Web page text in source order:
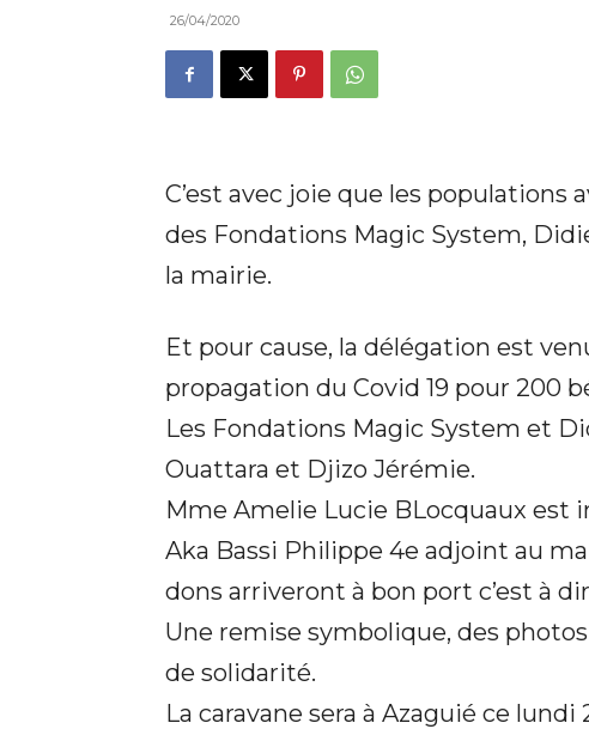
26/04/2020
C’est avec joie que les
des Fondations Magic System,
la mairie.
Et pour cause, la délégation est
propagation du Covid 19 pour 200
Les Fondations Magic System et
Ouattara et Djizo Jérémie.
Mme Amelie Lucie BLocquaux est
Aka Bassi Philippe 4e adjoint au
dons arriveront à bon port c’est à
Une remise symbolique, des
de solidarité.
La caravane sera à Azaguié ce